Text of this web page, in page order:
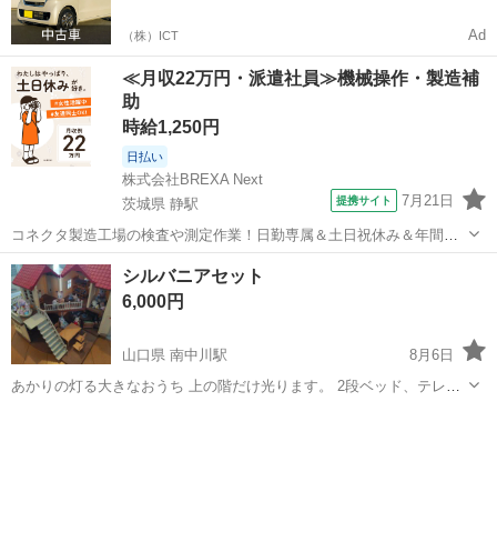
（株）ICT Ad
≪月収22万円・派遣社員≫機械操作・製造補
助
時給1,250円
日払い
株式会社BREXA Next
茨城県 静駅
提携サイト 7月21日
コネクタ製造工場の検査や測定作業！日勤専属＆土日祝休み＆年間休
日128日★クリーンルーム内作業★マイカー通勤OK＆無料駐車場あり
★就業先食堂利用可！日払い制度あり！《茨城県常陸大宮市》 人気の
工場のお仕事 ◇コネクタ製造工...
茨城 常陸大宮市 その他
シルバニアセット
6,000円
山口県 南中川駅
8月6日
あかりの灯る大きなおうち 上の階だけ光ります。 2段ベッド、テレビ